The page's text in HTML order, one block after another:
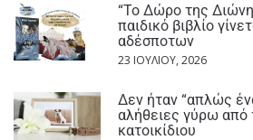
“Το Δώρο της
παιδικό βιβλίο
αδέσποτων
23 ΙΟΥΛΊΟΥ, 2026
Δεν ήταν “απλώς
αλήθειες γύρω από
κατοικίδιου